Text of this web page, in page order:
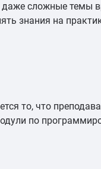
даже сложные темы
знания на
то, что
по